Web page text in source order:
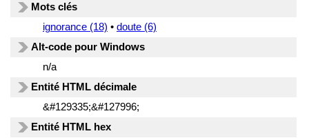
Mots clés
ignorance (18) • doute (6)
Alt-code pour Windows
n/a
Entité HTML décimale
&#129335;&#127996;
Entité HTML hex